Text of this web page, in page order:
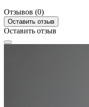
Отзывов (0)
Оставить отзыв
Оставить отзыв